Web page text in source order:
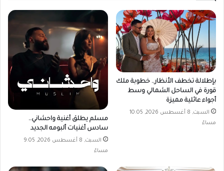
بإطلالة تخطف الأنظار.. خطوبة ملك
قورة في الساحل الشمالي وسط
أجواء عائلية مميزة
السبت, 8 أغسطس 2026, 10:05
مساءً
مسلم يطلق أغنية واحشاني..
سادس أغنيات ألبومه الجديد
السبت, 8 أغسطس 2026, 9:05
مساءً